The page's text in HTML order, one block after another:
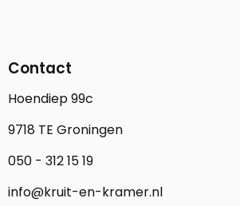
Contact
Hoendiep 99c
9718 TE Groningen
050 - 312 15 19
info@kruit-en-kramer.nl